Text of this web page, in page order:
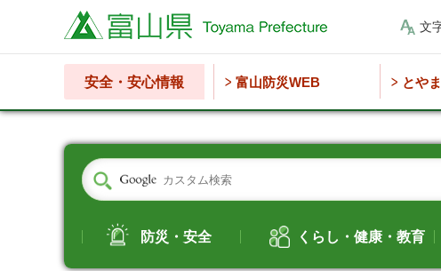
富山県 文
安全・安心情報 富山防災WEB とや
防災・安全 くらし・健康・教育